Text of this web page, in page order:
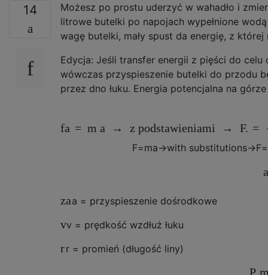
14
Możesz po prostu uderzyć w wahadło i
litrowe butelki po napojach wypełnione
wagę butelki, mały spust da energię, z której
Edycja: Jeśli transfer energii z pięści do
wówczas przyspieszenie butelki do przodu
przez dno łuku. Energia potencjalna na
fa = ma → z podstawieniami → F. =
F=ma→with substitutions→F=
zaa = przyspieszenie dośrodkowe
vv = prędkość wzdłuż łuku
rr= promień (długość liny)
P.